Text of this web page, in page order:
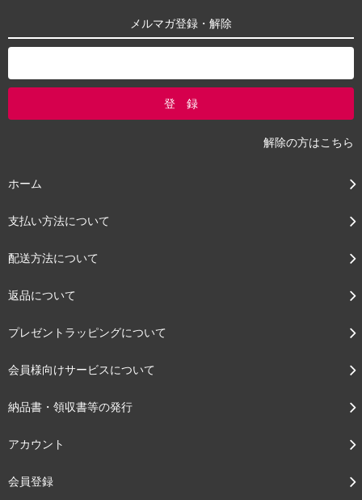
メルマガ登録・解除
解除の方はこちら
ホーム
支払い方法について
配送方法について
返品について
プレゼントラッピングについて
会員様向けサービスについて
納品書・領収書等の発行
アカウント
会員登録